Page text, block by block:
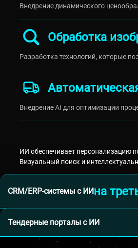
Внедрение динамического
Обработка
Разработка технологий, которые
Внедрение AI для оптимизации
ИИ обеспечивает персонализацию
Визуальный поиск и
CRM/ERP-системы с ИИна
Тендерные порталы с ИИ